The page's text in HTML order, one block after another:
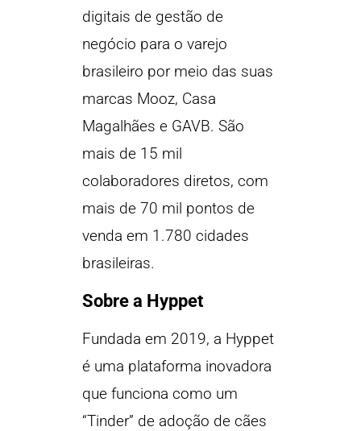
digitais de gestão de
negócio para o varejo
brasileiro por meio das suas
marcas Mooz, Casa
Magalhães e GAVB. São
mais de 15 mil
colaboradores diretos, com
mais de 70 mil pontos de
venda em 1.780 cidades
brasileiras.
Sobre a Hyppet
Fundada em 2019, a Hyppet
é uma plataforma inovadora
que funciona como um
“Tinder” de adoção de cães